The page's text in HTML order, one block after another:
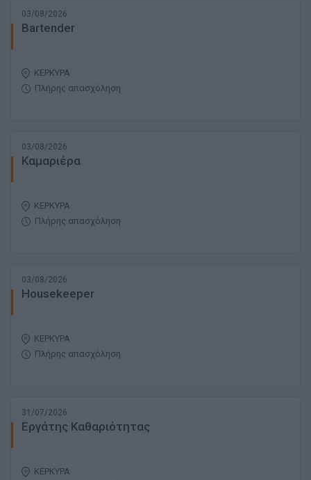
03/08/2026
Bartender
ΚΕΡΚΥΡΑ
Πλήρης απασχόληση
03/08/2026
Καμαριέρα
ΚΕΡΚΥΡΑ
Πλήρης απασχόληση
03/08/2026
Housekeeper
ΚΕΡΚΥΡΑ
Πλήρης απασχόληση
31/07/2026
Εργάτης Καθαριότητας
ΚΕΡΚΥΡΑ